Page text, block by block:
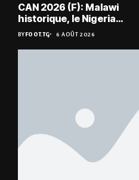
CAN 2026 (F): Malawi
historique, le Nigeria
sauvé, la Zambie
éliminée
BYFOOT.TG 6 AOÛT 2026